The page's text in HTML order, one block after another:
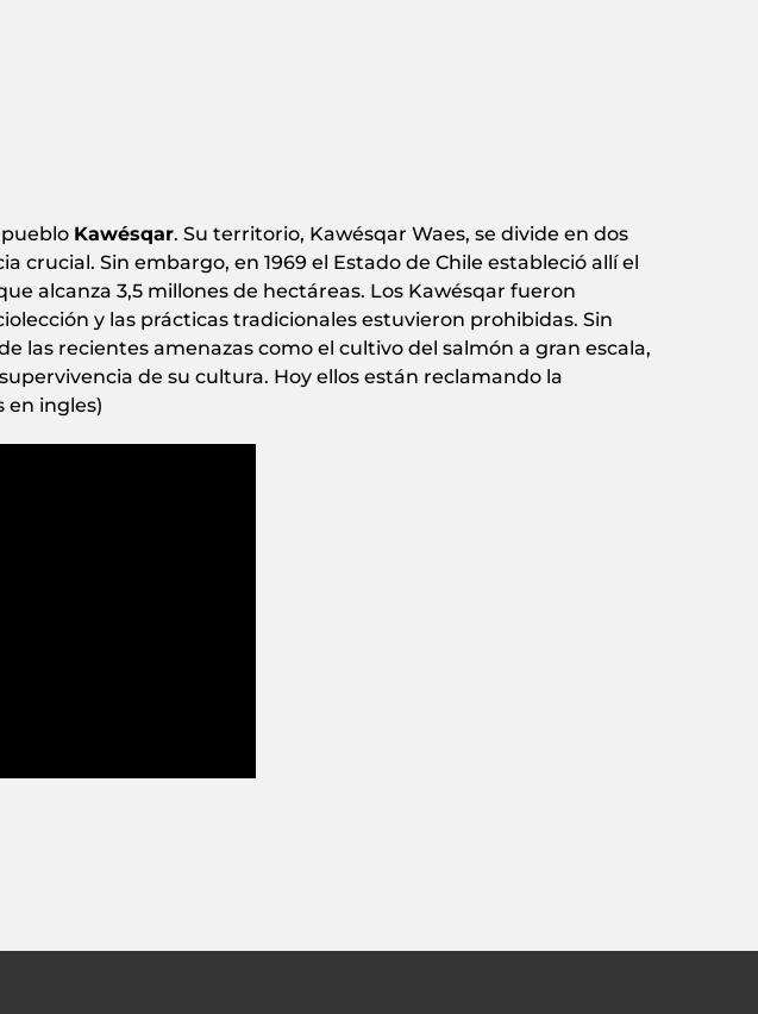
Kawésqar. Su territorio, Kawésqar Waes, se divide en dos
Sin embargo, en 1969 el Estado de Chile estableció allí el
alcanza 3,5 millones de hectáreas. Los Kawésqar fueron
y las prácticas tradicionales estuvieron prohibidas. Sin
las recientes amenazas como el cultivo del salmón a gran escala,
de su cultura. Hoy ellos están reclamando la
en ingles)